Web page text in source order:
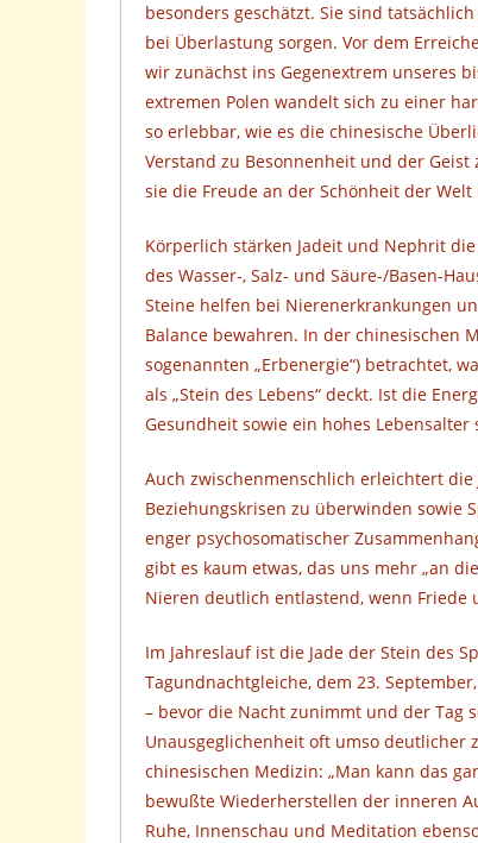
besonders geschätzt. Sie sind
bei Überlastung sorgen. Vor dem
wir zunächst ins Gegenextrem unseres
extremen Polen wandelt sich zu einer
so erlebbar, wie es die chinesische
Verstand zu Besonnenheit und der
sie die Freude an der Schönheit der
Körperlich stärken Jadeit und Nephrit
des Wasser-, Salz- und Säure-/Basen-
Steine helfen bei Nierenerkrankungen
Balance bewahren. In der chinesischen
sogenannten „Erbenergie“) betrachtet,
als „Stein des Lebens“ deckt. Ist die
Gesundheit sowie ein hohes Lebensalter
Auch zwischenmenschlich erleichtert
Beziehungskrisen zu überwinden sowie
enger psychosomatischer
gibt es kaum etwas, das uns mehr „an
Nieren deutlich entlastend, wenn Friede
Im Jahreslauf ist die Jade der Stein des
Tagundnachtgleiche, dem 23.
– bevor die Nacht zunimmt und der Tag
Unausgeglichenheit oft umso deutlicher
chinesischen Medizin: „Man kann das
bewußte Wiederherstellen der inneren
Ruhe, Innenschau und Meditation